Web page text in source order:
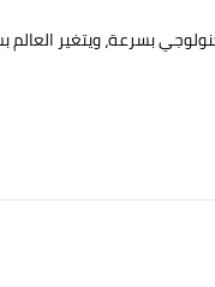
بسرعة، ويتغير